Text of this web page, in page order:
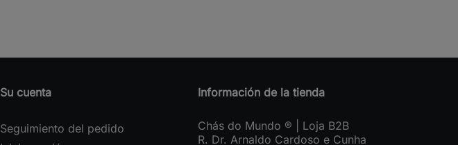
Su cuenta
Seguimiento del pedido
Información de la tienda
Chás do Mundo ® | Loja B2B
R. Dr. Arnaldo Cardoso e Cunha